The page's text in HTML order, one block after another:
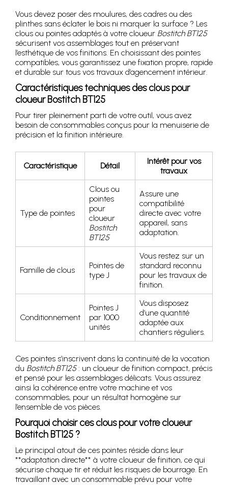
Vous devez poser des moulures, des cadres ou des
plinthes sans éclater le bois ni marquer la surface ? Les
clous ou pointes adaptés à votre cloueur Bostitch BT125
sécurisent vos assemblages tout en préservant
l’esthétique de vos finitions. En choisissant des pointes
compatibles, vous garantissez une fixation propre, rapide
et durable sur tous vos travaux d’agencement intérieur.
Caractéristiques techniques des clous pour
cloueur Bostitch BT125
Pour tirer pleinement parti de votre outil, vous avez
besoin de consommables conçus pour la menuiserie de
précision et la finition intérieure.
Caractéristique Détail
Intérêt pour vos
travaux
Type de pointes
Clous ou
pointes
pour
cloueur
Bostitch
BT125
Assure une
compatibilité
directe avec votre
appareil, sans
adaptation.
Famille de clous
Pointes de
type J
Vous restez sur un
standard reconnu
pour les travaux de
finition.
Conditionnement
Pointes J
par 1000
unités
Vous disposez
d’une quantité
adaptée aux
chantiers réguliers.
Ces pointes s’inscrivent dans la continuité de la vocation
du Bostitch BT125: un cloueur de finition compact, précis
et pensé pour les assemblages délicats. Vous assurez
ainsi la cohérence entre votre machine et vos
consommables, pour un résultat homogène sur
l’ensemble de vos pièces.
Pourquoi choisir ces clous pour votre cloueur
Bostitch BT125 ?
Le principal atout de ces pointes réside dans leur
**adaptation directe** à votre cloueur de finition, ce qui
sécurise chaque tir et réduit les risques de bourrage. En
travaillant avec un consommable prévu pour votre